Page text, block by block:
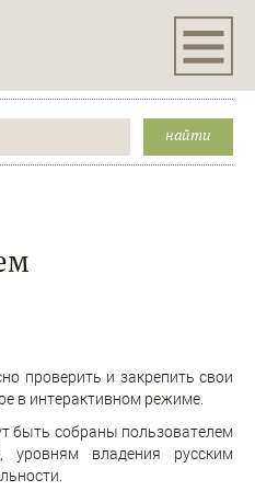
проверить и закрепить свои
в интерактивном режиме.
быть собраны пользователем
владения русским